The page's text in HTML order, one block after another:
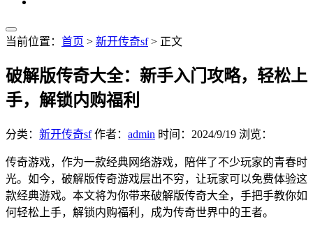
当前位置： 首页 > 新开传奇sf> 正文
破解版传奇大全：新手入门攻略，轻松上
手，解锁内购福利
分类： 新开传奇sf 作者： admin 时间： 2024/9/19 浏览：
传奇游戏，作为一款经典网络游戏，陪伴了不少玩家的青春时
光。如今，破解版传奇游戏层出不穷，让玩家可以免费体验这
款经典游戏。本文将为你带来破解版传奇大全，手把手教你如
何轻松上手，解锁内购福利，成为传奇世界中的王者。